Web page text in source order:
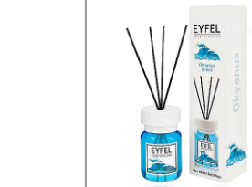
Casete cadou